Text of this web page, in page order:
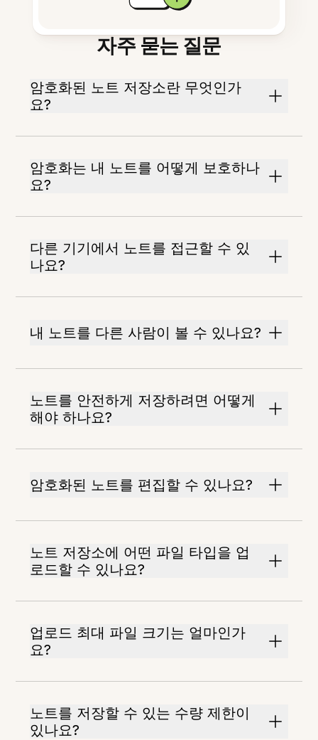
자주 묻는 질문
암호화된 노트 저장소란 무엇인가
요?
암호화는 내 노트를 어떻게 보호하나
요?
다른 기기에서 노트를 접근할 수 있
나요?
내 노트를 다른 사람이 볼 수 있나요?
노트를 안전하게 저장하려면 어떻게
해야 하나요?
암호화된 노트를 편집할 수 있나요?
노트 저장소에 어떤 파일 타입을 업
로드할 수 있나요?
업로드 최대 파일 크기는 얼마인가
요?
노트를 저장할 수 있는 수량 제한이
있나요?